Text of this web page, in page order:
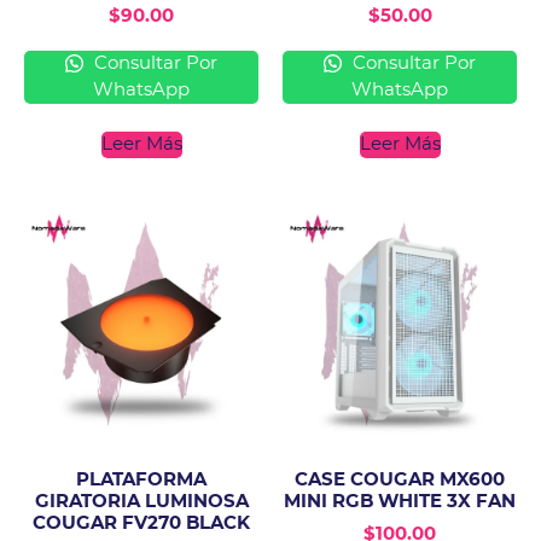
$90.00
Consultar Por
WhatsApp
Leer Más
$50.00
Consultar Por
WhatsApp
Leer Más
PLATAFORMA
GIRATORIA LUMINOSA
COUGAR FV270 BLACK
CASE COUGAR MX600
MINI RGB WHITE 3X FAN
$100.00